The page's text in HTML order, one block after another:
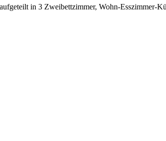
in 3 Zweibettzimmer, Wohn-Esszimmer-